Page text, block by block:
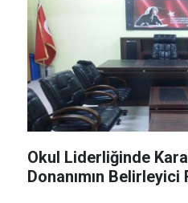
Okul Liderliğinde
Donanımın Belirleyici